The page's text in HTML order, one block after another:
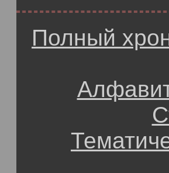
Полный